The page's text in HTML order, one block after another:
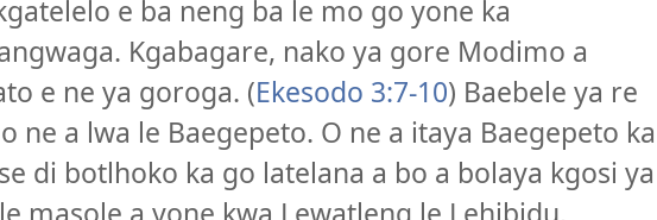
e ba neng ba le mo go yone ka
Kgabagare, nako ya gore Modimo a
e ne ya goroga. (Ekesodo 3:7-10) Baebele ya re
ne a lwa le Baegepeto. O ne a itaya Baegepeto ka
di botlhoko ka go latelana a bo a bolaya kgosi ya